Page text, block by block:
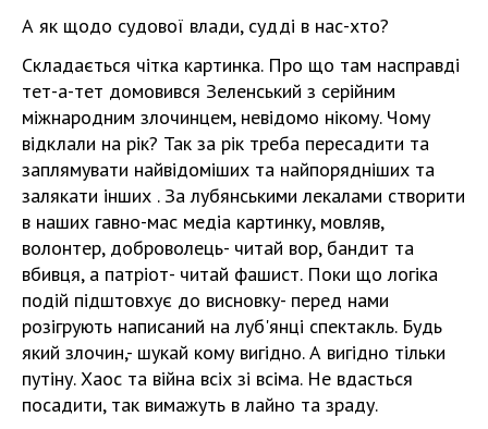
А як щодо судової влади, судді в нас-хто?
Складається чітка картинка. Про що там насправді
тет-а-тет домовився Зеленський з серійним
міжнародним злочинцем, невідомо нікому. Чому
відклали на рік? Так за рік треба пересадити та
заплямувати найвідоміших та найпорядніших та
залякати інших . За лубянськими лекалами створити
в наших гавно-мас медіа картинку, мовляв,
волонтер, доброволець- читай вор, бандит та
вбивця, а патріот- читай фашист. Поки що логіка
подій підштовхує до висновку- перед нами
розігрують написаний на луб'янці спектакль. Будь
який злочин,- шукай кому вигідно. А вигідно тільки
путіну. Хаос та війна всіх зі всіма. Не вдасться
посадити, так вимажуть в лайно та зраду.